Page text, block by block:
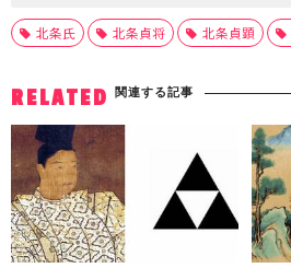
北条氏 北条貞将 北条貞顕
RELATED 関連する記事